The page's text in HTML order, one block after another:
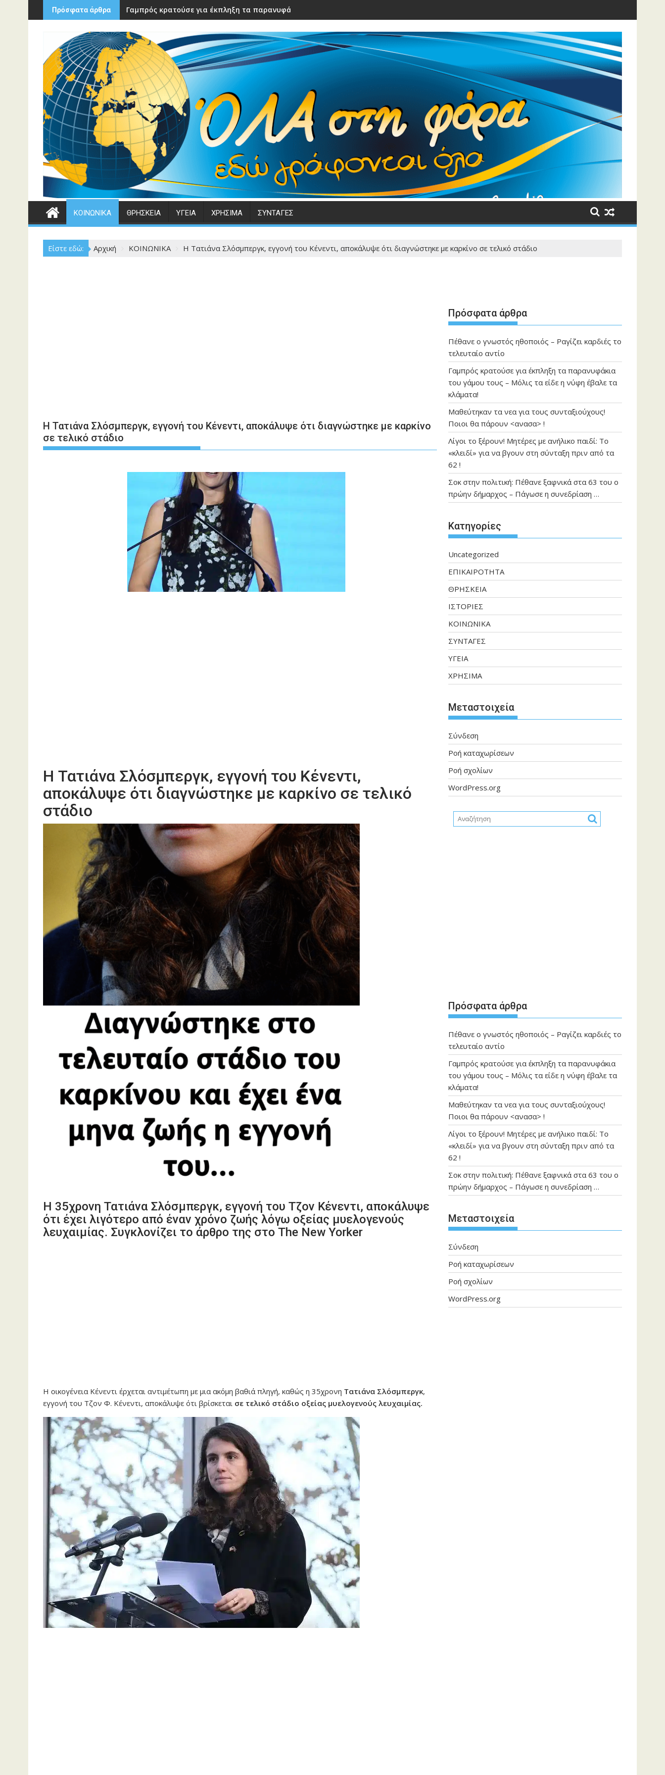
Περάστε
στο
περιεχόμενο
Πρόσφατα άρθρα Γαμπρός κρατούσε για έκπληξη τα παρανυφάκια του γάμου τους – Μόλις τα είδε η νύφη έβαλε τα κλάματα!
ΚΟΙΝΩΝΙΚΑ ΘΡΗΣΚΕΙΑ ΥΓΕΙΑ ΧΡΗΣΙΜΑ ΣΥΝΤΑΓΕΣ
Είστε εδώ: Αρχική ΚΟΙΝΩΝΙΚΑ Η Τατιάνα Σλόσμπεργκ, εγγονή του Κένεντι, αποκάλυψε ότι διαγνώστηκε με καρκίνο σε τελικό στάδιο
Η Τατιάνα Σλόσμπεργκ, εγγονή του Κένεντι, αποκάλυψε ότι διαγνώστηκε με καρκίνο
σε τελικό στάδιο
Η Τατιάνα Σλόσμπεργκ, εγγονή του Κένεντι,
αποκάλυψε ότι διαγνώστηκε με καρκίνο σε τελικό
στάδιο
Η 35χρονη Τατιάνα Σλόσμπεργκ, εγγονή του Τζον Κένεντι, αποκάλυψε
ότι έχει λιγότερο από έναν χρόνο ζωής λόγω οξείας μυελογενούς
λευχαιμίας. Συγκλονίζει το άρθρο της στο The New Yorker
Η οικογένεια Κένεντι έρχεται αντιμέτωπη με μια ακόμη βαθιά πληγή, καθώς η 35χρονη Τατιάνα Σλόσμπεργκ,
εγγονή του Τζον Φ. Κένεντι, αποκάλυψε ότι βρίσκεται σε τελικό στάδιο οξείας μυελογενούς λευχαιμίας.
Πρόσφατα άρθρα
Πέθανε ο γνωστός ηθοποιός – Ραγίζει καρδιές το
τελευταίο αντίο
Γαμπρός κρατούσε για έκπληξη τα παρανυφάκια
του γάμου τους – Μόλις τα είδε η νύφη έβαλε τα
κλάματα!
Μαθεύτηκαν τα νεα για τους συνταξιούχους!
Ποιοι θα πάρουν <ανασα> !
Λίγοι το ξέρουν! Μητέρες με ανήλικο παιδί: Το
«κλειδί» για να βγουν στη σύνταξη πριν από τα
62 !
Σοκ στην πολιτική: Πέθανε ξαφνικά στα 63 του ο
πρώην δήμαρχος – Πάγωσε η συνεδρίαση …
Kατηγορίες
Uncategorized
ΕΠΙΚΑΙΡΟΤΗΤΑ
ΘΡΗΣΚΕΙΑ
ΙΣΤΟΡΙΕΣ
ΚΟΙΝΩΝΙΚΑ
ΣΥΝΤΑΓΕΣ
ΥΓΕΙΑ
ΧΡΗΣΙΜΑ
Μεταστοιχεία
Σύνδεση
Ροή καταχωρίσεων
Ροή σχολίων
WordPress.org
Πρόσφατα άρθρα
Πέθανε ο γνωστός ηθοποιός – Ραγίζει καρδιές το
τελευταίο αντίο
Γαμπρός κρατούσε για έκπληξη τα παρανυφάκια
του γάμου τους – Μόλις τα είδε η νύφη έβαλε τα
κλάματα!
Μαθεύτηκαν τα νεα για τους συνταξιούχους!
Ποιοι θα πάρουν <ανασα> !
Λίγοι το ξέρουν! Μητέρες με ανήλικο παιδί: Το
«κλειδί» για να βγουν στη σύνταξη πριν από τα
62 !
Σοκ στην πολιτική: Πέθανε ξαφνικά στα 63 του ο
πρώην δήμαρχος – Πάγωσε η συνεδρίαση …
Μεταστοιχεία
Σύνδεση
Ροή καταχωρίσεων
Ροή σχολίων
WordPress.org